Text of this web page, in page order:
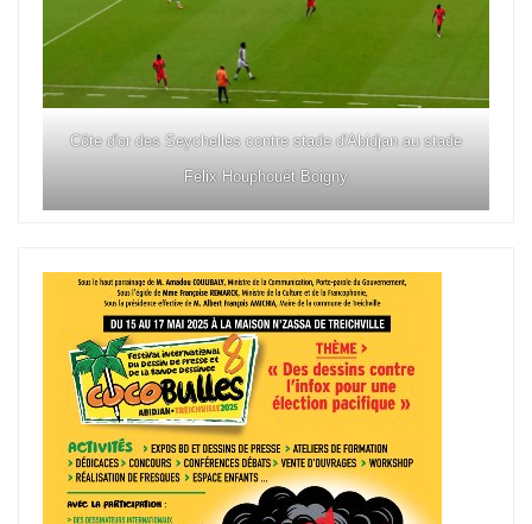
Côte d'or des Seychelles contre stade d'Abidjan au stade
Félix Houphouët Boigny